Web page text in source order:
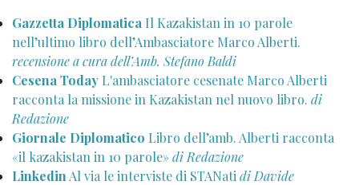
Gazzetta Diplomatica Il Kazakistan in 10 parole
nell’ultimo libro dell’Ambasciatore Marco Alberti.
recensione a cura dell’Amb. Stefano Baldi
Cesena Today L'ambasciatore cesenate Marco Alberti
racconta la missione in Kazakistan nel nuovo libro. di
Redazione
Giornale Diplomatico Libro dell’amb. Alberti racconta
«il kazakistan in 10 parole»di Redazione
Linkedin Al via le interviste di STANati di Davide